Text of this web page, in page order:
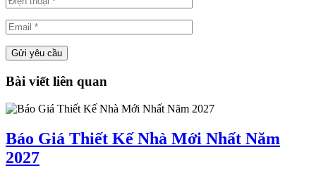
Bài viết liên quan
Báo Giá Thiết Kế Nhà Mới Nhất Năm
2027